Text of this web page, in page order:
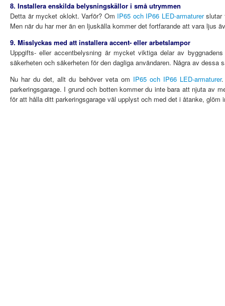
8. Installera enskilda belysningskällor i små utrymmen
Detta är mycket oklokt. Varför? Om IP65 och IP66 LED-armaturerslutar
Men när du har mer än en ljuskälla kommer det fortfarande att vara ljus
9. Misslyckas med att installera accent- eller arbetslampor
Uppgifts- eller accentbelysning är mycket viktiga delar av
säkerheten och säkerheten för den dagliga användaren. Några av dessa
Nu har du det, allt du behöver veta om IP65 och IP66 LED-armaturer.
parkeringsgarage. I grund och botten kommer du inte bara att njuta av
för att hålla ditt parkeringsgarage väl upplyst och med det i åtanke,